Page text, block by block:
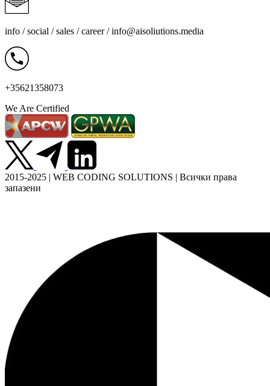
info / social / sales / career /info@aisoliutions.media
+35621358073
We Are Certified
2015-2025 | WEB CODING SOLUTIONS | Всички права
запазени